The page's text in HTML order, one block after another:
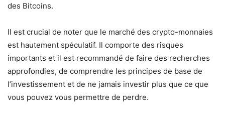
des Bitcoins.
Il est crucial de noter que le marché des crypto-monnaies
est hautement spéculatif. Il comporte des risques
importants et il est recommandé de faire des recherches
approfondies, de comprendre les principes de base de
l’investissement et de ne jamais investir plus que ce que
vous pouvez vous permettre de perdre.